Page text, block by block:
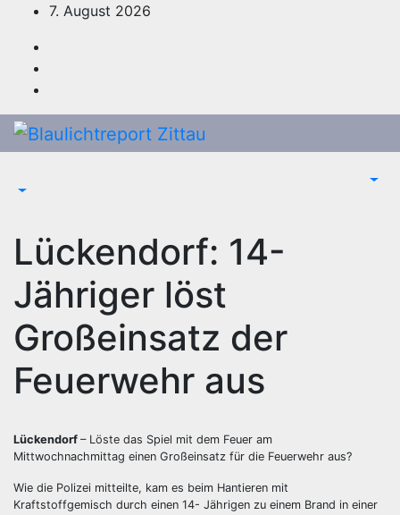
springen
7. August 2026
Lückendorf: 14-
Jähriger löst
Großeinsatz der
Feuerwehr aus
Lückendorf – Löste das Spiel mit dem Feuer am
Mittwochnachmittag einen Großeinsatz für die Feuerwehr aus?
Wie die Polizei mitteilte, kam es beim Hantieren mit
Kraftstoffgemisch durch einen 14- Jährigen zu einem Brand in einer